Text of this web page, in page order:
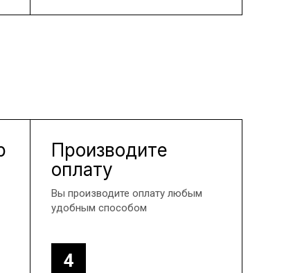
4
Производите
оплату
Вы производите оплату любым
удобным способом